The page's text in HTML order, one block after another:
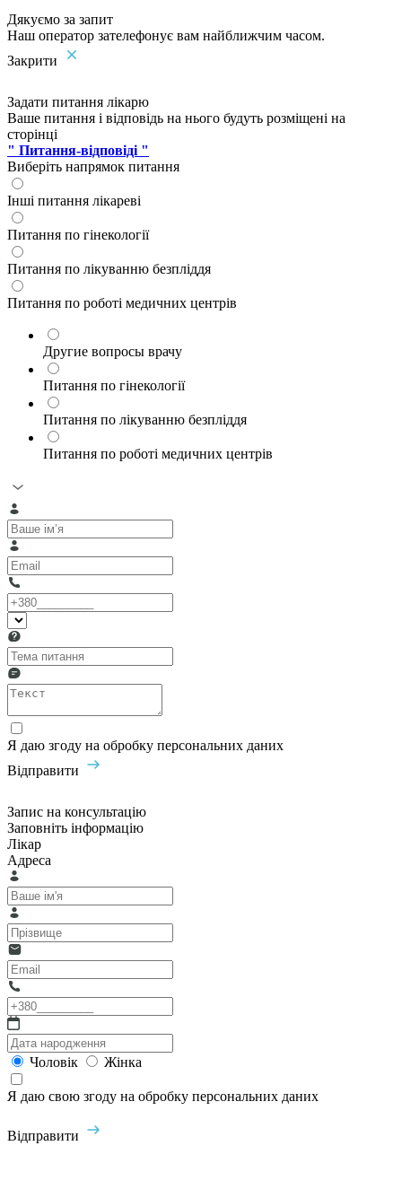
Дякуємо за запит
Наш оператор зателефонує вам найближчим часом.
Закрити
Задати питання лікарю
Ваше питання і відповідь на нього будуть розміщені на
сторінці
" Питання-відповіді "
Виберіть напрямок питання
Інші питання лікареві
Питання по гінекології
Питання по лікуванню безпліддя
Питання по роботі медичних центрів
Другие вопросы врачу
Питання по гінекології
Питання по лікуванню безпліддя
Питання по роботі медичних центрів
Я даю згоду на обробку персональних даних
Відправити
Запис на консультацію
Заповніть інформацію
Лікар
Адреса
Чоловік Жінка
Я даю свою згоду на обробку персональних даних
Відправити